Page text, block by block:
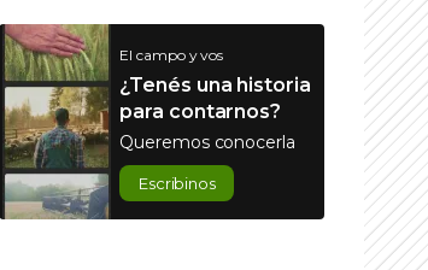
El campo y vos
¿Tenés una historia
para contarnos?
Queremos conocerla
Escribinos